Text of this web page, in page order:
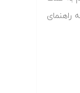
راهنمای